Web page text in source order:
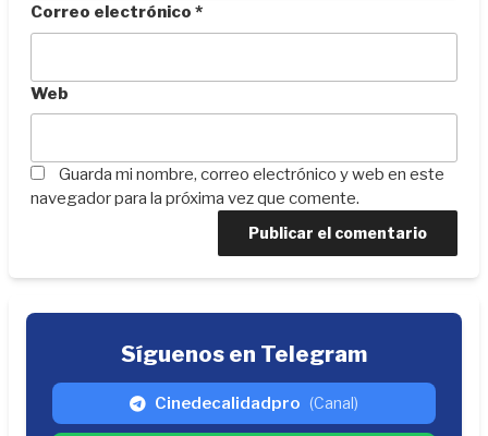
Correo electrónico *
Web
Guarda mi nombre, correo electrónico y web en este
navegador para la próxima vez que comente.
Síguenos en Telegram
Cinedecalidadpro (Canal)